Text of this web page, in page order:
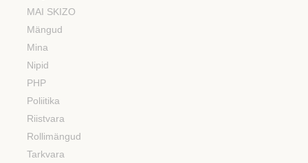
MAI SKIZO
Mängud
Mina
Nipid
PHP
Poliitika
Riistvara
Rollimängud
Tarkvara